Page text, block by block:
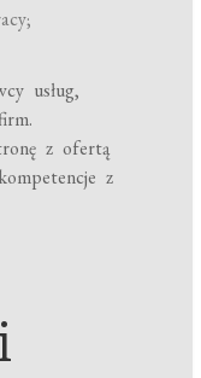
usług,
z ofertą
z